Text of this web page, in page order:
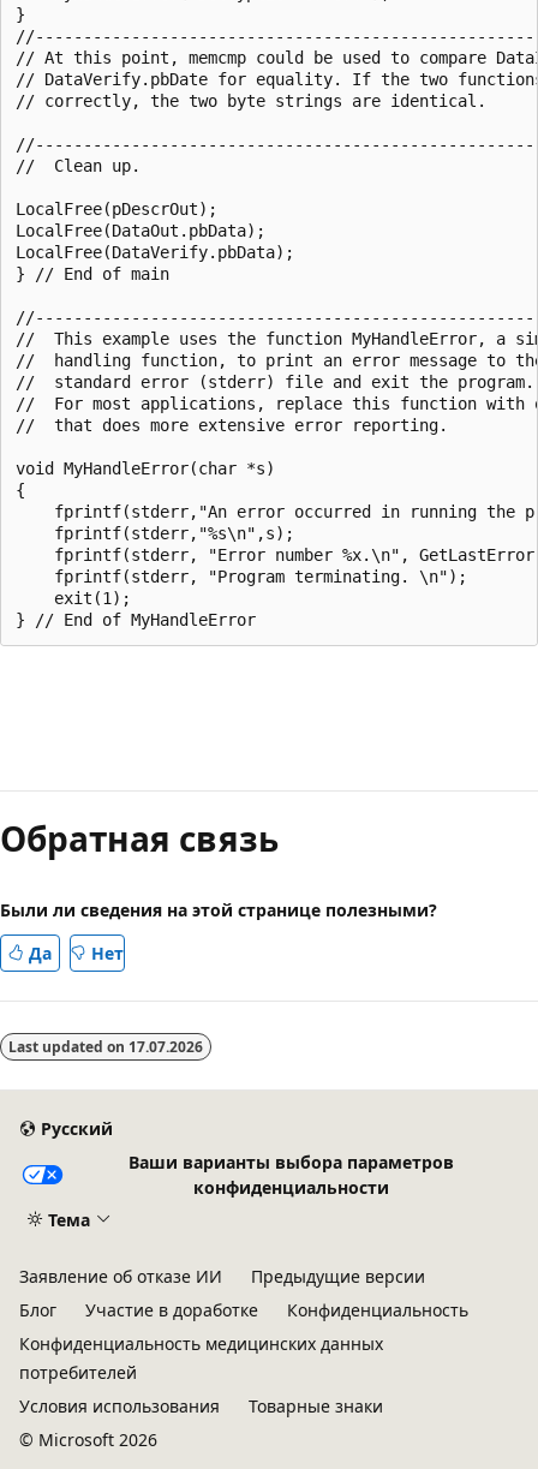
}
// At this point, memcmp could be used to compare
// DataVerify.pbDate for equality. If the two functions
// correctly, the two byte strings are identical.
//  Clean up.
LocalFree(pDescrOut);
LocalFree(DataOut.pbData);
LocalFree(DataVerify.pbData);
} // End of main
//  This example uses the function MyHandleError, a
//  handling function, to print an error message to
//  standard error (stderr) file and exit the
//  For most applications, replace this function with
//  that does more extensive error reporting.
void MyHandleError(char *s)
{
fprintf(stderr,"An error occurred in running the
    fprintf(stderr,"%s\n",s);
fprintf(stderr, "Error number %x.\n",
    fprintf(stderr, "Program terminating. \n");
    exit(1);
Обратная связь
Были ли сведения на этой странице полезными?
Да
Нет
Last updated on 17.07.2026
Русский
Ваши варианты выбора параметров
конфиденциальности
Тема
Заявление об отказе ИИ
Предыдущие версии
Блог
Участие в доработке
Конфиденциальность
Конфиденциальность медицинских данных
потребителей
Условия использования
Товарные знаки
© Microsoft 2026